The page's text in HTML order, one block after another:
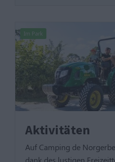
Im Park
Aktivitäten
Auf Camping de
dank des lustigen